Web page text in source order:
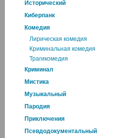
Исторический
Киберпанк
Комедия
Лирическая комедия
Криминальная комедия
Трагикомедия
Криминал
Мистика
Музыкальный
Пародия
Приключения
Псевдодокументальный